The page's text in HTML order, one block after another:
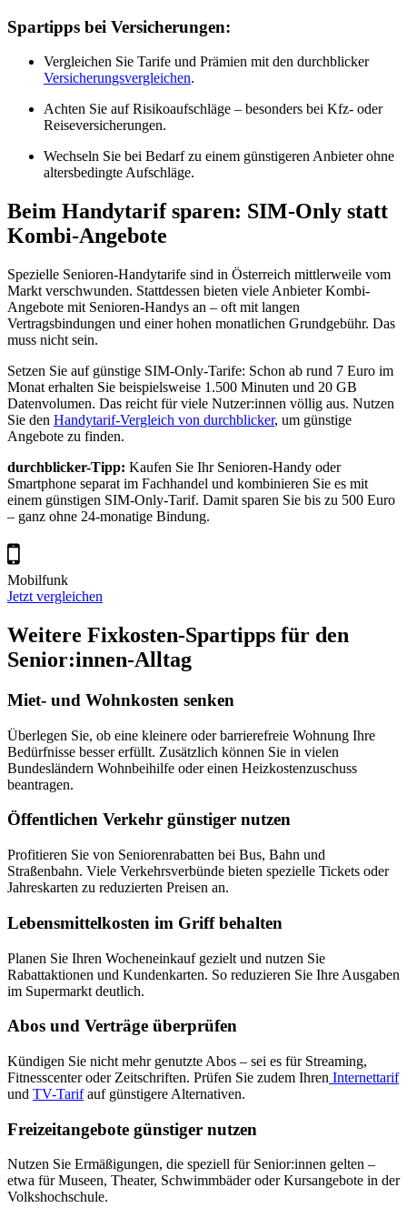
Spartipps bei Versicherungen:
Vergleichen Sie Tarife und Prämien mit den durchblicker
Versicherungsvergleichen.
Achten Sie auf Risikoaufschläge – besonders bei Kfz- oder
Reiseversicherungen.
Wechseln Sie bei Bedarf zu einem günstigeren Anbieter ohne
altersbedingte Aufschläge.
Beim Handytarif sparen: SIM-Only statt
Kombi-Angebote
Spezielle Senioren-Handytarife sind in Österreich mittlerweile vom
Markt verschwunden. Stattdessen bieten viele Anbieter Kombi-
Angebote mit Senioren-Handys an – oft mit langen
Vertragsbindungen und einer hohen monatlichen Grundgebühr. Das
muss nicht sein.
Setzen Sie auf günstige SIM-Only-Tarife: Schon ab rund 7 Euro im
Monat erhalten Sie beispielsweise 1.500 Minuten und 20 GB
Datenvolumen. Das reicht für viele Nutzer:innen völlig aus. Nutzen
Sie den Handytarif-Vergleich von durchblicker, um günstige
Angebote zu finden.
durchblicker-Tipp: Kaufen Sie Ihr Senioren-Handy oder
Smartphone separat im Fachhandel und kombinieren Sie es mit
einem günstigen SIM-Only-Tarif. Damit sparen Sie bis zu 500 Euro
– ganz ohne 24-monatige Bindung.
Mobilfunk
Jetzt vergleichen
Weitere Fixkosten-Spartipps für den
Senior:innen-Alltag
Miet- und Wohnkosten senken
Überlegen Sie, ob eine kleinere oder barrierefreie Wohnung Ihre
Bedürfnisse besser erfüllt. Zusätzlich können Sie in vielen
Bundesländern Wohnbeihilfe oder einen Heizkostenzuschuss
beantragen.
Öffentlichen Verkehr günstiger nutzen
Profitieren Sie von Seniorenrabatten bei Bus, Bahn und
Straßenbahn. Viele Verkehrsverbünde bieten spezielle Tickets oder
Jahreskarten zu reduzierten Preisen an.
Lebensmittelkosten im Griff behalten
Planen Sie Ihren Wocheneinkauf gezielt und nutzen Sie
Rabattaktionen und Kundenkarten. So reduzieren Sie Ihre Ausgaben
im Supermarkt deutlich.
Abos und Verträge überprüfen
Kündigen Sie nicht mehr genutzte Abos – sei es für Streaming,
Fitnesscenter oder Zeitschriften. Prüfen Sie zudem Ihren Internettarif
und TV-Tarifauf günstigere Alternativen.
Freizeitangebote günstiger nutzen
Nutzen Sie Ermäßigungen, die speziell für Senior:innen gelten –
etwa für Museen, Theater, Schwimmbäder oder Kursangebote in der
Volkshochschule.